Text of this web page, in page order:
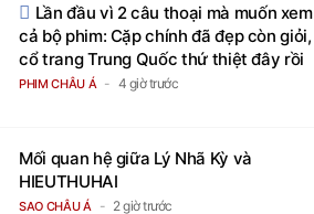
Lần đầu vì 2 câu thoại mà muốn xem
cả bộ phim: Cặp chính đã đẹp còn giỏi,
cổ trang Trung Quốc thứ thiệt đây rồi
PHIM CHÂU Á 4 giờ trước
Mối quan hệ giữa Lý Nhã Kỳ và
HIEUTHUHAI
SAO CHÂU Á 2 giờ trước